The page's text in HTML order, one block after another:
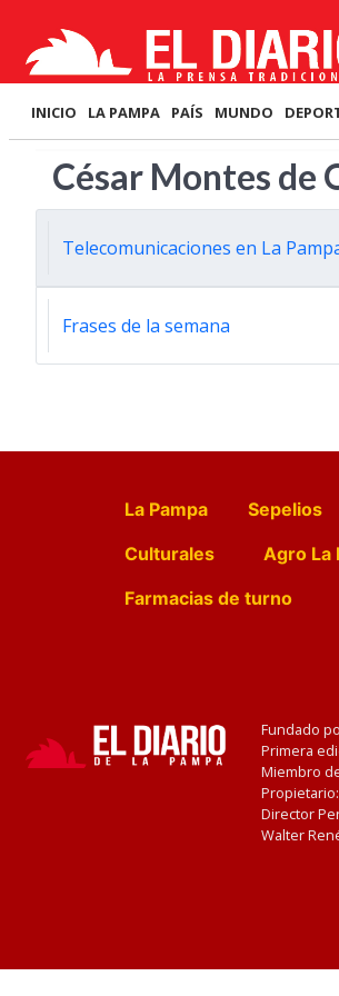
INICIO LA PAMPA PAÍS MUNDO
César Montes de
Telecomunicaciones en La
Frases de la semana
La Pampa Sepelios
Culturales
Agro La
Farmacias de turno
Fundado
Primera
Miembro de
Director
Walter